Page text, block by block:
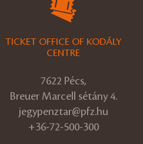
TICKET OFFICE OF KODÁLY
CENTRE
7622 Pécs,
Breuer Marcell sétány 4.
jegypenztar@pfz.hu
+36-72-500-300